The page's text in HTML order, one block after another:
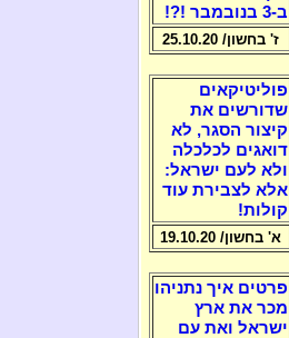
ב-3 בנובמבר !?!
ז' בחשון/ 25.10.20
פוליטיקאים
שדורשים את
קיצור הסגר, לא
דואגים לכלכלה
ולא לעם ישראל:
אלא לצבירת עוד
קולות!
א' בחשון/ 19.10.20
פרטים איך נתניהו
מכר את ארץ
ישראל ואת עם